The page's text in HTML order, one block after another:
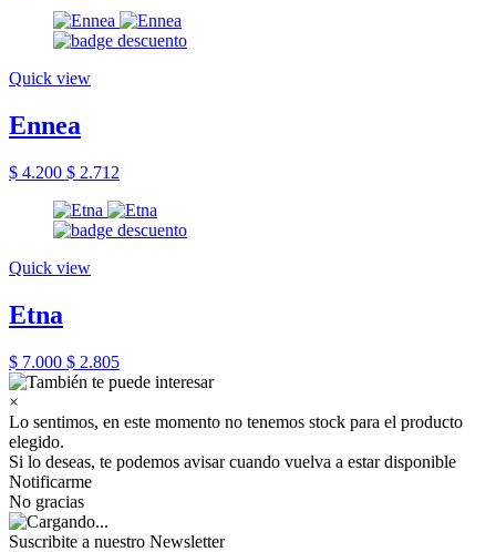
Quick view
Ennea
$ 4.200 $ 2.712
Quick view
Etna
$ 7.000 $ 2.805
×
Lo sentimos, en este momento no tenemos stock para el producto
elegido.
Si lo deseas, te podemos avisar cuando vuelva a estar disponible
Notificarme
No gracias
Suscribite a nuestro Newsletter